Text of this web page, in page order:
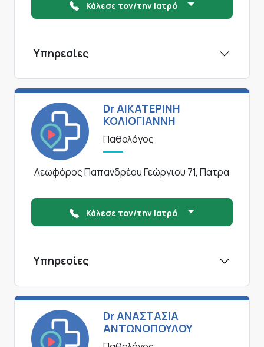
Κάλεσε τον/την Ιατρό
Υπηρεσίες
Dr ΑΙΚΑΤΕΡΙΝΗ
ΚΟΛΙΟΓΙΑΝΝΗ
Παθολόγος
Λεωφόρος Παπανδρέου Γεώργιου 71, Πατρα
Κάλεσε τον/την Ιατρό
Υπηρεσίες
Dr ΑΝΑΣΤΑΣΙΑ
ΑΝΤΩΝΟΠΟΥΛΟΥ